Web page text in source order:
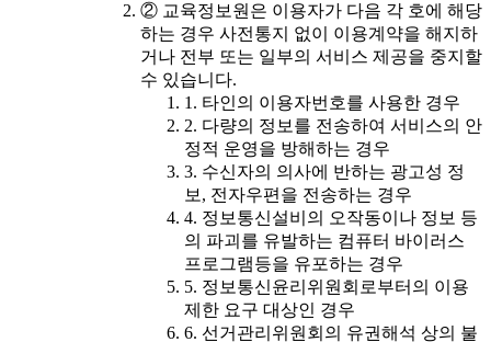
② 교육정보원은 이용자가 다음 각 호에 해당
하는 경우 사전통지 없이 이용계약을 해지하
거나 전부 또는 일부의 서비스 제공을 중지할
수 있습니다.
1. 타인의 이용자번호를 사용한 경우
2. 다량의 정보를 전송하여 서비스의 안
정적 운영을 방해하는 경우
3. 수신자의 의사에 반하는 광고성 정
보, 전자우편을 전송하는 경우
4. 정보통신설비의 오작동이나 정보 등
의 파괴를 유발하는 컴퓨터 바이러스
프로그램등을 유포하는 경우
5. 정보통신윤리위원회로부터의 이용
제한 요구 대상인 경우
6. 선거관리위원회의 유권해석 상의 불